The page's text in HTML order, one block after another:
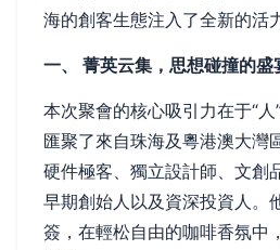
海的創客生態注入了全新的活
一、 菁英云集，思想碰撞的盛
本次聚會的核心吸引力在于“人
匯聚了來自珠海及粵港澳大灣
硬件極客、獨立設計師、文創
早期創始人以及資深投資人。
簽，在輕松自由的咖啡香氛中